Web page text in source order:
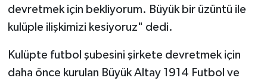
devretmek için bekliyorum. Büyük bir üzüntü ile
kulüple ilişkimizi kesiyoruz" dedi.
Kulüpte futbol şubesini şirkete devretmek için
daha önce kurulan Büyük Altay 1914 Futbol ve